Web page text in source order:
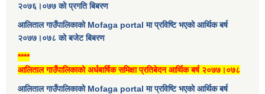
२०७६।०७७ को प्रगति बिबरण
आलिताल गाउँपालिकाको Mofaga portal मा प्रविष्टि भएको आर्थिक बर्ष
२०७७।०७८ को बजेट बिबरण
****
आलिताल गाउँपालिकाको अर्धबार्षिक समिक्षा प्रतिबेदन आर्थिक बर्ष २०७७।०७८
आलिताल गाउँपालिकाको Mofaga portal मा प्रविष्टि भएको आर्थिक बर्ष